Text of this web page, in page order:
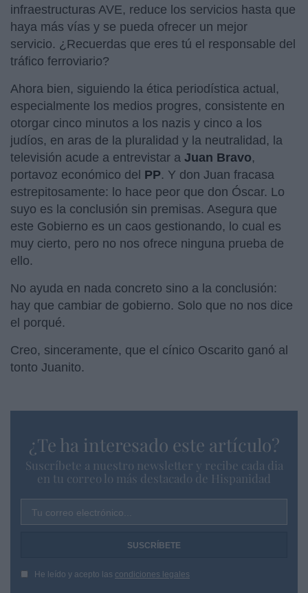
infraestructuras AVE, reduce los servicios hasta que
haya más vías y se pueda ofrecer un mejor
servicio. ¿Recuerdas que eres tú el responsable del
tráfico ferroviario?
Ahora bien, siguiendo la ética periodística actual,
especialmente los medios progres, consistente en
otorgar cinco minutos a los nazis y cinco a los
judíos, en aras de la pluralidad y la neutralidad, la
televisión acude a entrevistar a Juan Bravo,
portavoz económico del PP. Y don Juan fracasa
estrepitosamente: lo hace peor que don Óscar. Lo
suyo es la conclusión sin premisas. Asegura que
este Gobierno es un caos gestionando, lo cual es
muy cierto, pero no nos ofrece ninguna prueba de
ello.
No ayuda en nada concreto sino a la conclusión:
hay que cambiar de gobierno. Solo que no nos dice
el porqué.
Creo, sinceramente, que el cínico Oscarito ganó al
tonto Juanito.
¿Te ha interesado este artículo?
Suscríbete a nuestro newsletter y recibe cada dia
en tu correo lo más destacado de Hispanidad
Tu correo electrónico...
He leído y acepto las condiciones legales